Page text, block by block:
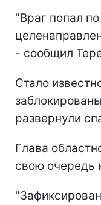
"Враг попал
- сообщил
Стало
развернули
Глава
свою очередь